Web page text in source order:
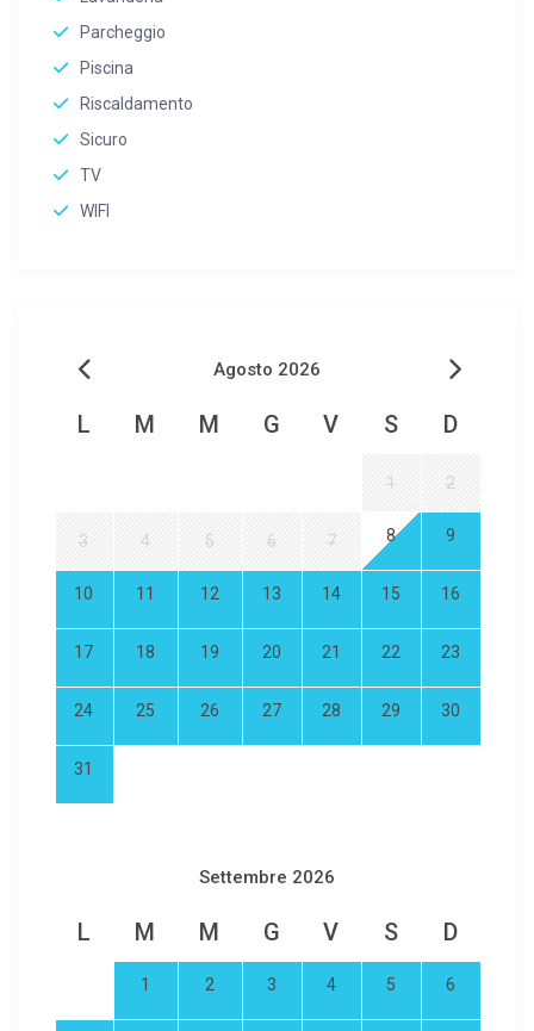
Parcheggio
Piscina
Riscaldamento
Sicuro
TV
WIFI
Agosto 2026
L M M G V S D
1 2
3 4 5 6 7 8 9
10 11 12 13 14 15 16
17 18 19 20 21 22 23
24 25 26 27 28 29 30
31
Settembre 2026
L M M G V S D
1 2 3 4 5 6